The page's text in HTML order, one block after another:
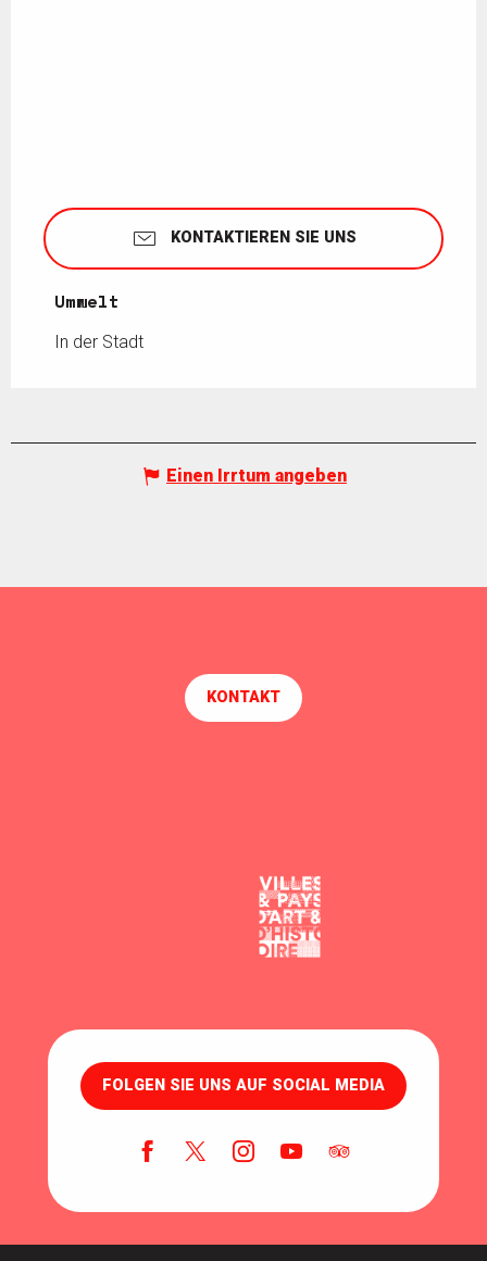
KONTAKTIEREN SIE UNS
Umwelt
Umwelt
In der Stadt
Einen Irrtum angeben
KONTAKT
FOLGEN SIE UNS AUF SOCIAL MEDIA